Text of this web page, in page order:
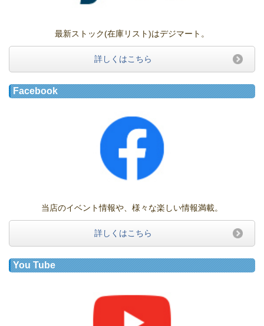
最新ストック(在庫リスト)はデジマート。
詳しくはこちら
Facebook
当店のイベント情報や、様々な楽しい情報満載。
詳しくはこちら
You Tube